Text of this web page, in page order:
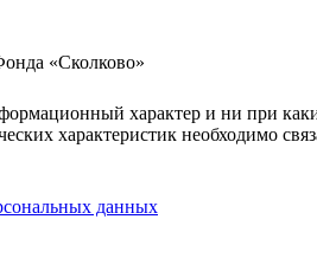
«Сколково»
характер и ни при
характеристик необходимо
данных